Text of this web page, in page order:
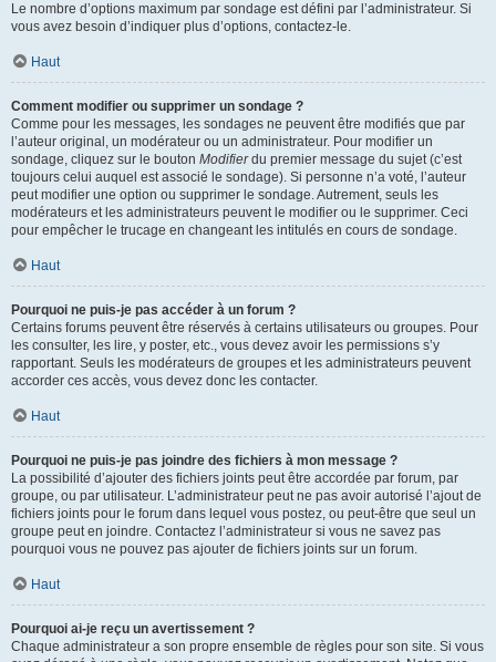
Le nombre d’options maximum par sondage est défini par l’administrateur. Si
vous avez besoin d’indiquer plus d’options, contactez-le.
Haut
Comment modifier ou supprimer un sondage ?
Comme pour les messages, les sondages ne peuvent être modifiés que par
l’auteur original, un modérateur ou un administrateur. Pour modifier un
sondage, cliquez sur le bouton Modifierdu premier message du sujet (c’est
toujours celui auquel est associé le sondage). Si personne n’a voté, l’auteur
peut modifier une option ou supprimer le sondage. Autrement, seuls les
modérateurs et les administrateurs peuvent le modifier ou le supprimer. Ceci
pour empêcher le trucage en changeant les intitulés en cours de sondage.
Haut
Pourquoi ne puis-je pas accéder à un forum ?
Certains forums peuvent être réservés à certains utilisateurs ou groupes. Pour
les consulter, les lire, y poster, etc., vous devez avoir les permissions s’y
rapportant. Seuls les modérateurs de groupes et les administrateurs peuvent
accorder ces accès, vous devez donc les contacter.
Haut
Pourquoi ne puis-je pas joindre des fichiers à mon message ?
La possibilité d’ajouter des fichiers joints peut être accordée par forum, par
groupe, ou par utilisateur. L’administrateur peut ne pas avoir autorisé l’ajout de
fichiers joints pour le forum dans lequel vous postez, ou peut-être que seul un
groupe peut en joindre. Contactez l’administrateur si vous ne savez pas
pourquoi vous ne pouvez pas ajouter de fichiers joints sur un forum.
Haut
Pourquoi ai-je reçu un avertissement ?
Chaque administrateur a son propre ensemble de règles pour son site. Si vous